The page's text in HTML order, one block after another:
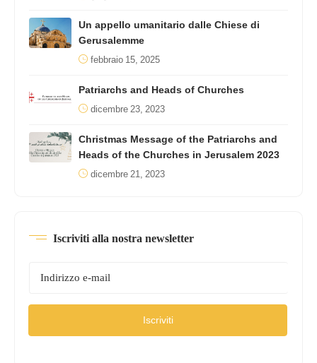
Un appello umanitario dalle Chiese di
Gerusalemme
febbraio 15, 2025
Patriarchs and Heads of Churches
dicembre 23, 2023
Christmas Message of the Patriarchs and
Heads of the Churches in Jerusalem 2023
dicembre 21, 2023
Iscriviti alla nostra newsletter
Iscriviti